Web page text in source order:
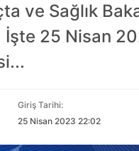
ve Sağlık
25 Nisan
Giriş Tarihi:
25 Nisan 2023 22:02